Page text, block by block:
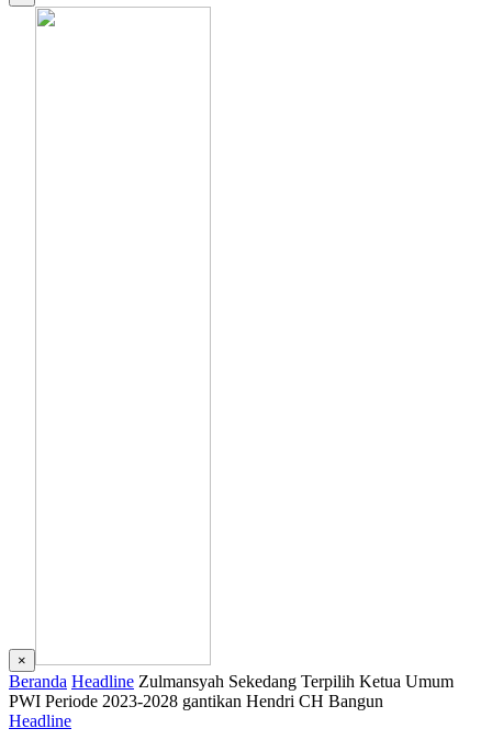
×
Beranda Headline Zulmansyah Sekedang Terpilih Ketua Umum
PWI Periode 2023-2028 gantikan Hendri CH Bangun
Headline